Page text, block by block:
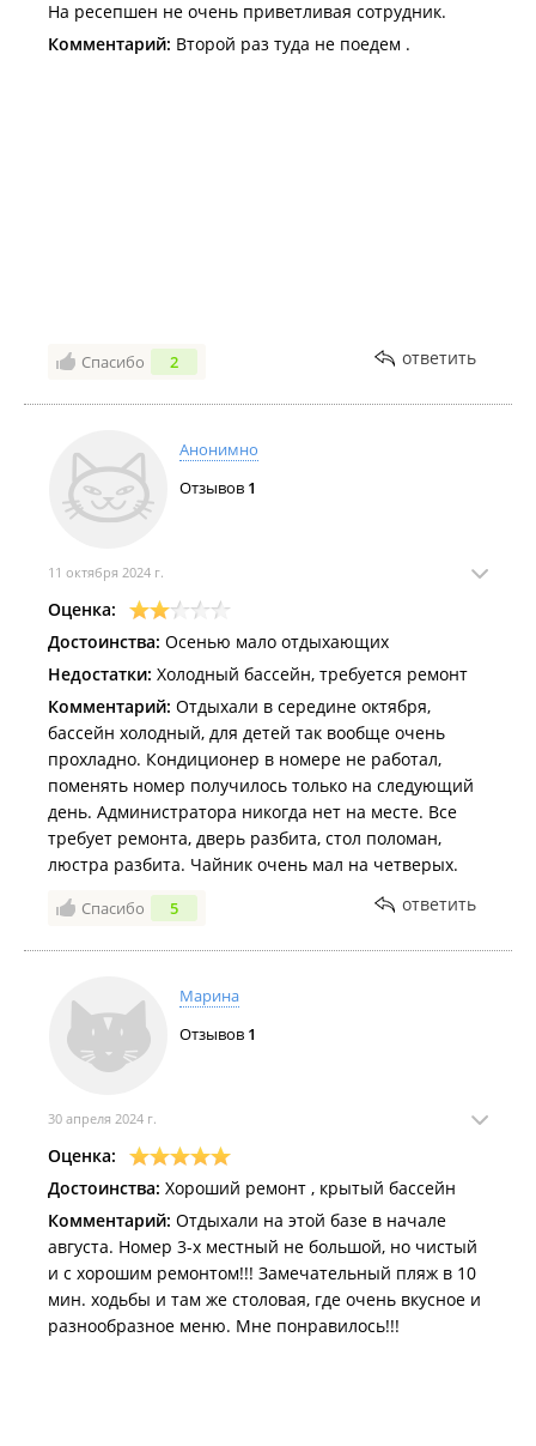
На ресепшен не очень приветливая сотрудник.
Комментарий: Второй раз туда не поедем .
Спасибо 2 ответить
Анонимно
Отзывов 1
11 октября 2024 г.
Оценка:
Достоинства: Осенью мало отдыхающих
Недостатки: Холодный бассейн, требуется ремонт
Комментарий: Отдыхали в середине октября,
бассейн холодный, для детей так вообще очень
прохладно. Кондиционер в номере не работал,
поменять номер получилось только на следующий
день. Администратора никогда нет на месте. Все
требует ремонта, дверь разбита, стол поломан,
люстра разбита. Чайник очень мал на четверых.
Спасибо 5 ответить
Марина
Отзывов 1
30 апреля 2024 г.
Оценка:
Достоинства: Хороший ремонт , крытый бассейн
Комментарий: Отдыхали на этой базе в начале
августа. Номер 3-х местный не большой, но чистый
и с хорошим ремонтом!!! Замечательный пляж в 10
мин. ходьбы и там же столовая, где очень вкусное и
разнообразное меню. Мне понравилось!!!